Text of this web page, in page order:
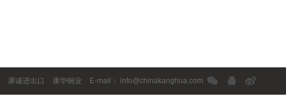
康诚进出口 康华铜业 E-mail： info@chinakanghua.com